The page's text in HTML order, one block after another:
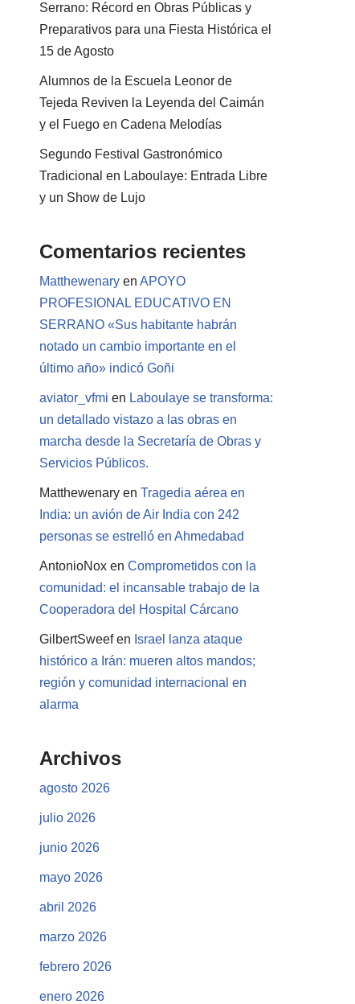
Serrano: Récord en Obras Públicas y
Preparativos para una Fiesta Histórica el
15 de Agosto
Alumnos de la Escuela Leonor de
Tejeda Reviven la Leyenda del Caimán
y el Fuego en Cadena Melodías
Segundo Festival Gastronómico
Tradicional en Laboulaye: Entrada Libre
y un Show de Lujo
Comentarios recientes
Matthewenary en APOYO
PROFESIONAL EDUCATIVO EN
SERRANO «Sus habitante habrán
notado un cambio importante en el
último año» indicó Goñi
aviator_vfmi en Laboulaye se transforma:
un detallado vistazo a las obras en
marcha desde la Secretaría de Obras y
Servicios Públicos.
Matthewenary en Tragedia aérea en
India: un avión de Air India con 242
personas se estrelló en Ahmedabad
AntonioNox en Comprometidos con la
comunidad: el incansable trabajo de la
Cooperadora del Hospital Cárcano
GilbertSweefen Israel lanza ataque
histórico a Irán: mueren altos mandos;
región y comunidad internacional en
alarma
Archivos
agosto 2026
julio 2026
junio 2026
mayo 2026
abril 2026
marzo 2026
febrero 2026
enero 2026